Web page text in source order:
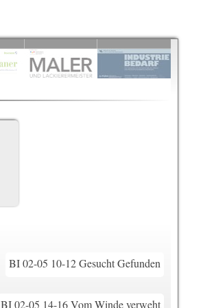
BI 02-05 10-12 Gesucht Gefunden
BI 02-05 14-16 Vom Winde verweht